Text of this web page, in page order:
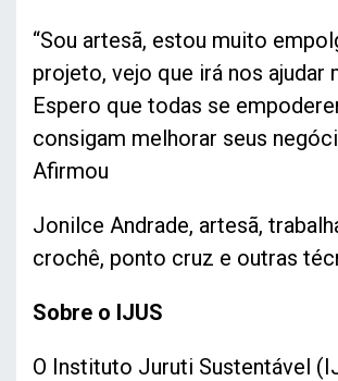
“Sou artesã, estou muito
projeto, vejo que irá nos ajudar
Espero que todas se
consigam melhorar seus
Afirmou
Jonilce Andrade, artesã,
crochê, ponto cruz e outras
Sobre o IJUS
O Instituto Juruti Sustentável